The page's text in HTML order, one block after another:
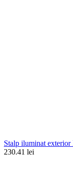
Stalp iluminat
230.41 lei